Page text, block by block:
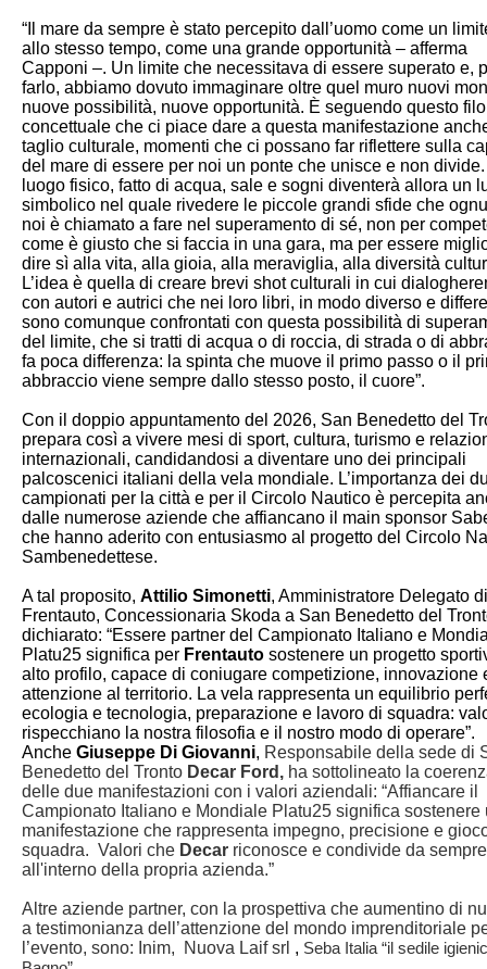
“Il mare da sempre è stato percepito dall’uomo come un
allo stesso tempo, come una grande opportunità – afferma
Capponi –. Un limite che necessitava di essere superato e,
farlo, abbiamo dovuto immaginare oltre quel muro nuovi
nuove possibilità, nuove opportunità. È seguendo questo filo
concettuale che ci piace dare a questa manifestazione
taglio culturale, momenti che ci possano far riflettere sulla
del mare di essere per noi un ponte che unisce e non
luogo fisico, fatto di acqua, sale e sogni diventerà allora un
simbolico nel quale rivedere le piccole grandi sfide che
noi è chiamato a fare nel superamento di sé, non per
come è giusto che si faccia in una gara, ma per essere
dire sì alla vita, alla gioia, alla meraviglia, alla diversità
L’idea è quella di creare brevi shot culturali in cui
con autori e autrici che nei loro libri, in modo diverso e
sono comunque confrontati con questa possibilità di
del limite, che si tratti di acqua o di roccia, di strada o di
fa poca differenza: la spinta che muove il primo passo o il
abbraccio viene sempre dallo stesso posto, il cuore”.
Con il doppio appuntamento del 2026, San Benedetto del
prepara così a vivere mesi di sport, cultura, turismo e
internazionali, candidandosi a diventare uno dei principali
palcoscenici italiani della vela mondiale. L’importanza dei
campionati per la città e per il Circolo Nautico è percepita
dalle numerose aziende che affiancano il main sponsor
che hanno aderito con entusiasmo al progetto del Circolo
Sambenedettese.
A tal proposito, Attilio Simonetti, Amministratore Delegato di
Frentauto, Concessionaria Skoda a San Benedetto del
dichiarato: “Essere partner del Campionato Italiano e
Platu25 significa per Frentauto sostenere un progetto
alto profilo, capace di coniugare competizione, innovazione
attenzione al territorio. La vela rappresenta un equilibrio
ecologia e tecnologia, preparazione e lavoro di squadra:
rispecchiano la nostra filosofia e il nostro modo di operare”.
Anche Giuseppe Di Giovanni, Responsabile della sede di
Benedetto del Tronto Decar Ford, ha sottolineato la
delle due manifestazioni con i valori aziendali: “Affiancare il
Campionato Italiano e Mondiale Platu25 significa sostenere
manifestazione che rappresenta impegno, precisione e
squadra. Valori che Decar riconosce e condivide da sempre
all'interno della propria azienda.”
Altre aziende partner, con la prospettiva che aumentino di
a testimonianza dell’attenzione del mondo imprenditoriale
l’evento, sono: Inim,
Nuova Laif srl , Seba Italia “il sedile